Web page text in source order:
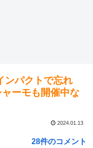
ンパクトで忘れ
ーモも開催中な
2024.01.13
28件のコメント